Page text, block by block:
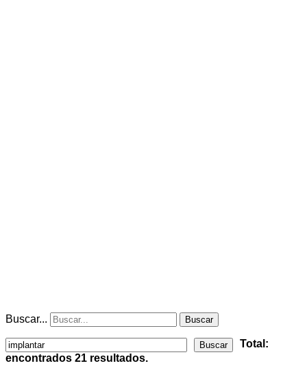
Buscar... Buscar
Buscar
Total:
encontrados 21 resultados.